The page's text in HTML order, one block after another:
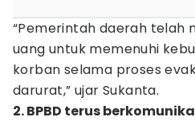
“Pemerintah daerah telah
uang untuk memenuhi
korban selama proses
darurat,” ujar Sukanta.
2. BPBD terus